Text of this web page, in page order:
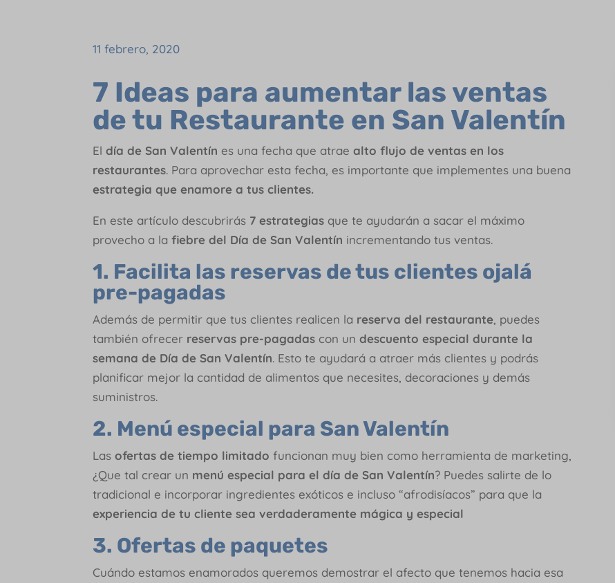
11 febrero, 2020
7 Ideas para aumentar las ventas
de tu Restaurante en San Valentín
Eldía de San Valentín es una fecha que atraealto flujo de ventas en los
restaurantes. Para aprovechar esta fecha, es importante que implementes una buena
estrategia que enamore a tus clientes.
En este artículo descubrirás 7 estrategias que te ayudarán a sacar el máximo
provecho a lafiebre del Día de San Valentín incrementando tus ventas.
1. Facilita las reservas de tus clientes ojalá
pre-pagadas
Además de permitir que tus clientes realicen la reserva del restaurante, puedes
también ofrecer reservas pre-pagadas con un descuento especial durante la
semana de Día de San Valentín. Esto te ayudará a atraer más clientes y podrás
planificar mejor la cantidad de alimentos que necesites, decoraciones y demás
suministros.
2. Menú especial para San Valentín
Lasofertas de tiempo limitado funcionan muy bien como herramienta de marketing,
¿Que tal crear un menú especial para el día de San Valentín? Puedes salirte de lo
tradicional e incorporar ingredientes exóticos e incluso “afrodisíacos” para que la
experiencia de tu cliente sea verdaderamente mágica y especial
3. Ofertas de paquetes
Cuándo estamos enamorados queremos demostrar el afecto que tenemos hacia esa